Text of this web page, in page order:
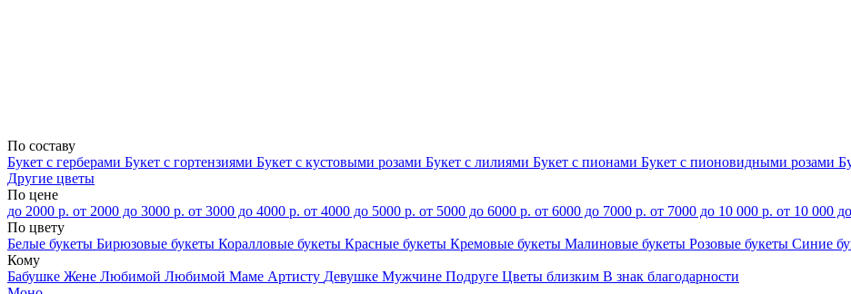
По составу
Букет с герберами Букет с гортензиями Букет с кустовыми розами Букет с лилиями Букет с пионами Букет с пионовидными розами
Другие цветы
По цене
до 2000 р. от 2000 до 3000 р. от 3000 до 4000 р. от 4000 до 5000 р. от 5000 до 6000 р. от 6000 до 7000 р. от 7000 до 10 000 р. от 10 000
По цвету
Белые букеты Бирюзовые букеты Коралловые букеты Красные букеты Кремовые букеты Малиновые букеты Розовые букеты Синие
Кому
Бабушке Жене Любимой Любимой Маме Артисту Девушке Мужчине Подруге Цветы близким В знак благодарности